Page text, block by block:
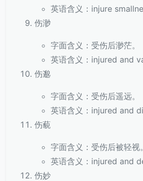
英语含义：injure
伤渺
字面含义：受伤后渺茫。
英语含义：injured and
伤邈
字面含义：受伤后遥远。
英语含义：injured and
伤藐
字面含义：受伤后被轻视。
英语含义：injured and
伤妙